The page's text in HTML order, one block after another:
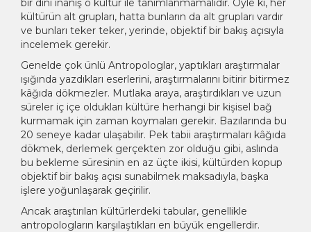
bir dini inanış o kültür ile tanımlanmamalıdır. Öyle ki, her
kültürün alt grupları, hatta bunların da alt grupları vardır
ve bunları teker teker, yerinde, objektif bir bakış açısıyla
incelemek gerekir.
Genelde çok ünlü Antropologlar, yaptıkları araştırmalar
ışığında yazdıkları eserlerini, araştırmalarını bitirir bitirmez
kâğıda dökmezler. Mutlaka araya, araştırdıkları ve uzun
süreler iç içe oldukları kültüre herhangi bir kişisel bağ
kurmamak için zaman koymaları gerekir. Bazılarında bu
20 seneye kadar ulaşabilir. Pek tabii araştırmaları kâğıda
dökmek, derlemek gerçekten zor olduğu gibi, aslında
bu bekleme süresinin en az üçte ikisi, kültürden kopup
objektif bir bakış açısı sunabilmek maksadıyla, başka
işlere yoğunlaşarak geçirilir.
Ancak araştırılan kültürlerdeki tabular, genellikle
antropologların karşılaştıkları en büyük engellerdir.